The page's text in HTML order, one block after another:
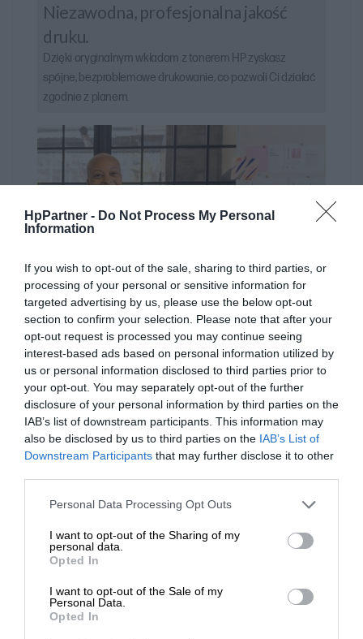
HpPartner - Do Not Process My Personal
Information
If you wish to opt-out of the sale, sharing to third parties, or
processing of your personal or sensitive information for
targeted advertising by us, please use the below opt-out
section to confirm your selection. Please note that after your
opt-out request is processed you may continue seeing
interest-based ads based on personal information utilized by
us or personal information disclosed to third parties prior to
your opt-out. You may separately opt-out of the further
disclosure of your personal information by third parties on the
IAB’s list of downstream participants. This information may
also be disclosed by us to third parties on the IAB’s List of
Downstream Participants that may further disclose it to other
Personal Data Processing Opt Outs
I want to opt-out of the Sharing of my
personal data.
Opted In
I want to opt-out of the Sale of my
Personal Data.
Opted In
Niezawodna, profesjonalna jakość
druku.
Dzięki oryginalnym wkładom z tonerem HP zyskasz
spójne, bezproblemowe drukowanie, co pozwoli Ci działać
zgodnie z planem.
Znaczące momenty, żywe rezultaty.
Przedstawiaj swoje pomysły na biznes za pomocą